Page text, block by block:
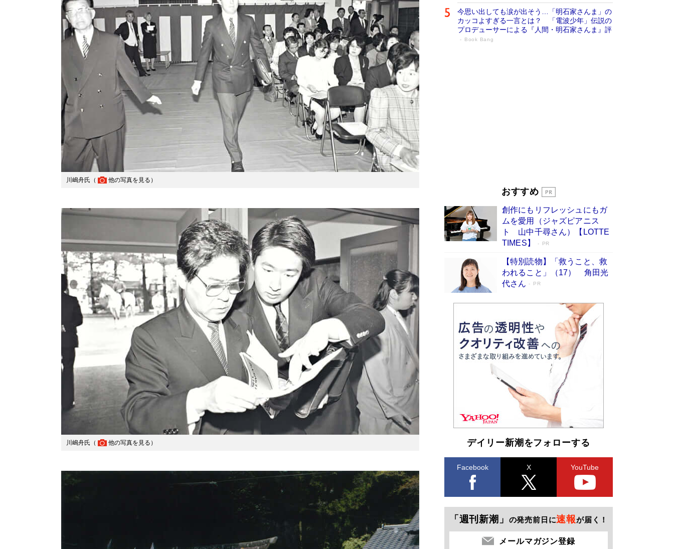
川嶋舟氏（ 他の写真を見る ）
川嶋舟氏（ 他の写真を見る ）
今思い出しても涙が出そう…「明石家さんま」の
カッコよすぎる一言とは？ 「電波少年」伝説の
プロデューサーによる『人間・明石家さんま』評
Book Bang
開発への関心を押し上げた18年の物語に幕 特装
Book Bang
「不意に涙が出そうに…」高嶋政伸が明かし
た“13歳の娘を暴行する役”への葛藤 インティマ
シーコーディネーターに支えられたNHK『大奥』
おすすめ
創作にもリフレッシュにもガ
ムを愛用（ジャズピアニス
ト 山中千尋さん）【LOTTE
TIMES】
PR
【特別読物】「救うこと、救
われること」（17） 角田光
代さん
PR
デイリー新潮をフォローする
Facebook X YouTube
「週刊新潮」 の発売前日に速報が届く！
メールマガジン登録